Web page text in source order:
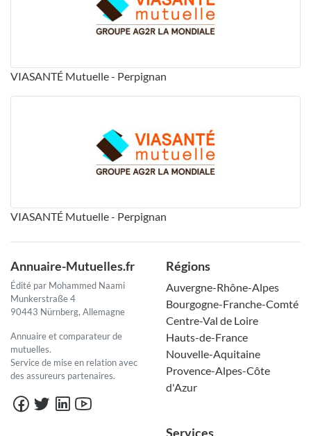
VIASANTÉ Mutuelle - Perpignan
VIASANTÉ Mutuelle - Perpignan
Annuaire-Mutuelles.fr
Édité par Mohammed Naami
Munkerstraße 4
90443 Nürnberg, Allemagne
Annuaire et comparateur de
mutuelles.
Service de mise en relation avec
des assureurs partenaires.
Régions
Auvergne-Rhône-Alpes
Bourgogne-Franche-Comté
Centre-Val de Loire
Hauts-de-France
Nouvelle-Aquitaine
Provence-Alpes-Côte
d'Azur
Services